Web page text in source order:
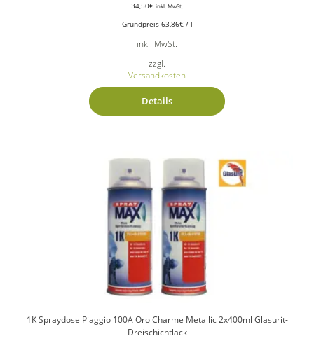
34,50€ inkl. MwSt.
Grundpreis 63,86€/ l
inkl. MwSt.
zzgl.
Versandkosten
Details
1K Spraydose Piaggio 100A Oro Charme Metallic 2x400ml Glasurit-
Dreischichtlack